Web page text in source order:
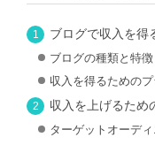
ブログで収入を得
ブログの種類と特徴
収入を得るための
収入を上げるため
ターゲットオーデ